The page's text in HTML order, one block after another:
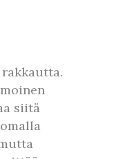
siitä